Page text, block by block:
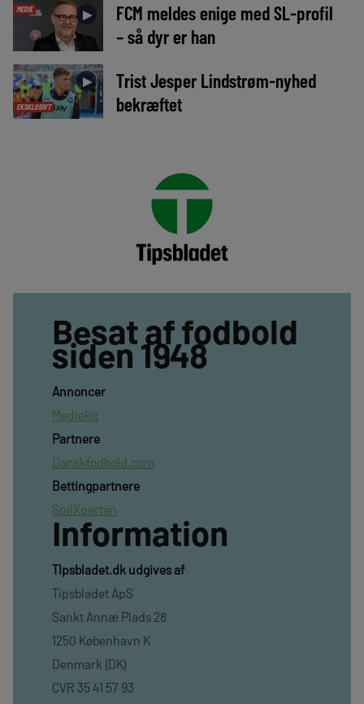
MEDIE ►
FCM meldes enige med SL-profil
– så dyr er han
EKSKLUSIVT
►
Trist Jesper Lindstrøm-nyhed
bekræftet
Besat af fodbold
siden 1948
Annoncer
Mediekit
Partnere
Danskfodbold.com
Bettingpartnere
SpilXperten
Information
TIpsbladet.dk udgives af
Tipsbladet ApS
Sankt Annæ Plads 28
1250 København K
Denmark (DK)
CVR 35 41 57 93